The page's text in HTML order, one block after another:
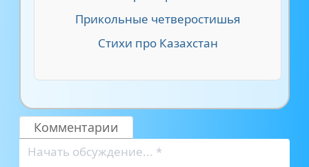
Прикольные четверостишья
Стихи про Казахстан
Комментарии